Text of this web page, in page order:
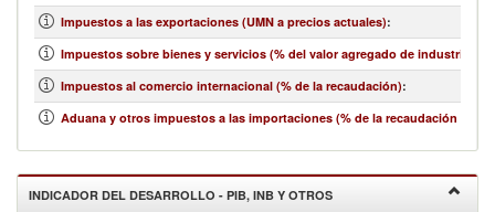
Impuestos a las exportaciones (UMN a precios actuales):
Impuestos sobre bienes y servicios (% del valor agregado de industria y
Impuestos al comercio internacional (% de la recaudación):
Aduana y otros impuestos a las importaciones (% de la recaudación
INDICADOR DEL DESARROLLO - PIB, INB Y OTROS